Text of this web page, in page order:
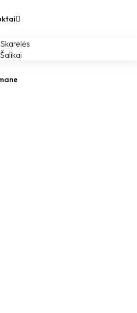
Skarelės
Šalikai